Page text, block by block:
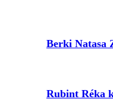
Berki Natasa
Rubint Réka